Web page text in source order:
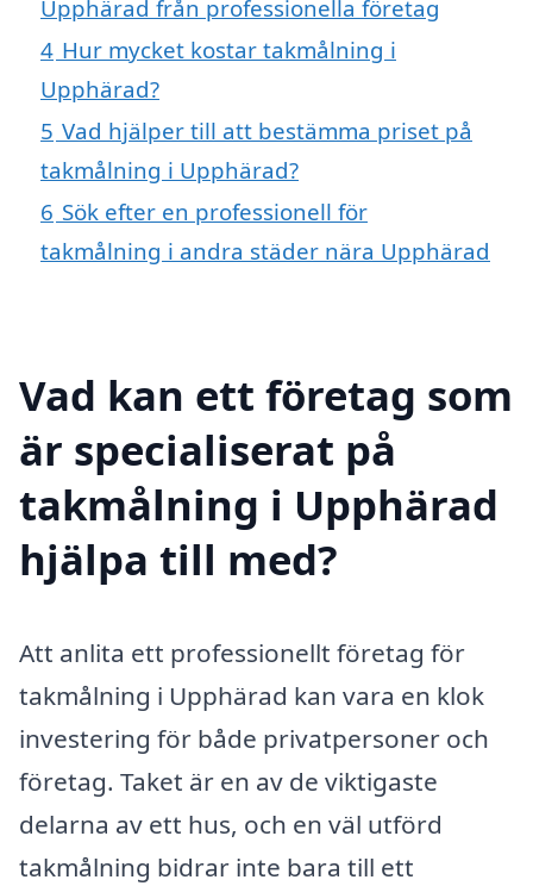
Upphärad från professionella företag
4 Hur mycket kostar takmålning i
Upphärad?
5 Vad hjälper till att bestämma priset på
takmålning i Upphärad?
6 Sök efter en professionell för
takmålning i andra städer nära Upphärad
Vad kan ett företag som
är specialiserat på
takmålning i Upphärad
hjälpa till med?
Att anlita ett professionellt företag för
takmålning i Upphärad kan vara en klok
investering för både privatpersoner och
företag. Taket är en av de viktigaste
delarna av ett hus, och en väl utförd
takmålning bidrar inte bara till ett